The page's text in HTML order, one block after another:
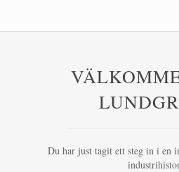
Du har just tagit ett steg in i en